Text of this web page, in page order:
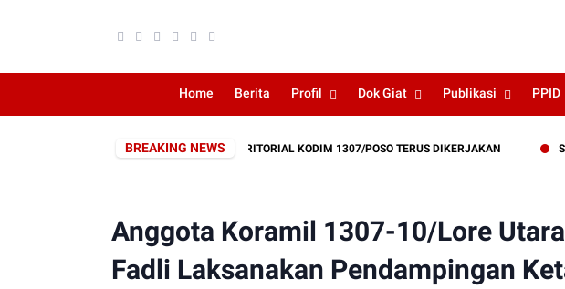
Home Berita Profil Dok Giat Publikasi PPID
BREAKING NEWS
PEMBUKAAN JALAN SERBUAN TERITORIAL KODIM 1307/POSO TERUS DIKERJAKAN SUMUR
Anggota Koramil 1307-10/Lore
Fadli Laksanakan Pendampingan